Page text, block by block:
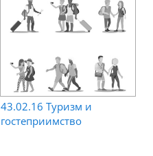
43.02.16 Туризм и
гостеприимство